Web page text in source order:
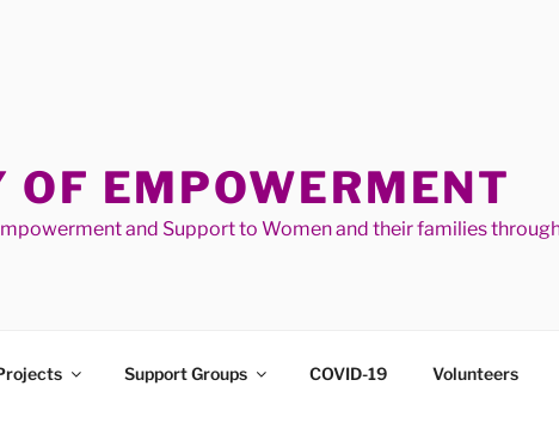
OF EMPOWERMENT
and Support to Women and their families
Support Groups COVID-19 Volunteers